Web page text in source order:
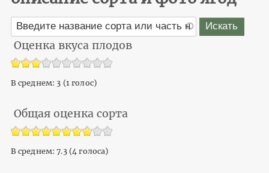
Оценка вкуса плодов
В среднем: 3 (1голос)
Общая оценка сорта
В среднем:7.3 (4 голоса)